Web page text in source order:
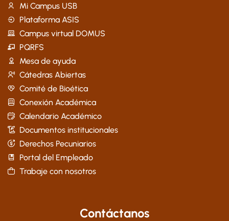
Mi Campus USB
Plataforma ASIS
Campus virtual DOMUS
PQRFS
Mesa de ayuda
Cátedras Abiertas
Comité de Bioética
Conexión Académica
Calendario Académico
Documentos institucionales
Derechos Pecuniarios
Portal del Empleado
Trabaje con nosotros
Contáctanos